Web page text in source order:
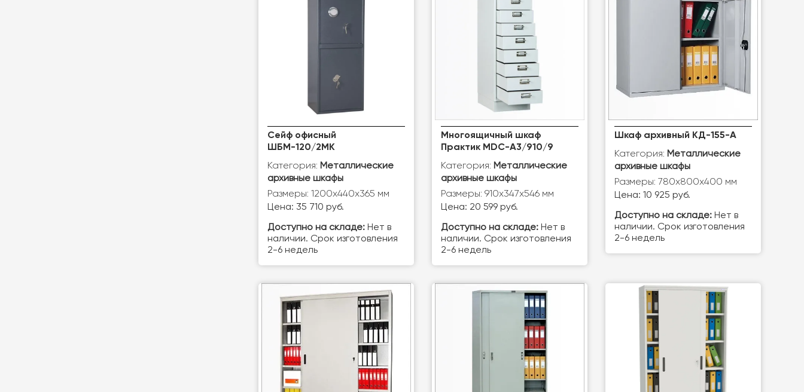
Сейф офисный
ШБМ-120/2МК
Категория: Металлические
архивные шкафы
Размеры: 1200x440x365 мм
Цена: 35 710 руб.
Доступно на складе: Нет в
наличии. Срок изготовления
2-6 недель
Многоящичный шкаф
Практик MDC-A3/910/9
Категория: Металлические
архивные шкафы
Размеры: 910х347х546 мм
Цена: 20 599 руб.
Доступно на складе:Нет в
наличии. Срок изготовления
2-6 недель
Шкаф архивный КД-155-А
Категория: Металлические
архивные шкафы
Размеры: 780х800х400 мм
Цена: 10 925 руб.
Доступно на складе:Нет в
наличии. Срок изготовления
2-6 недель